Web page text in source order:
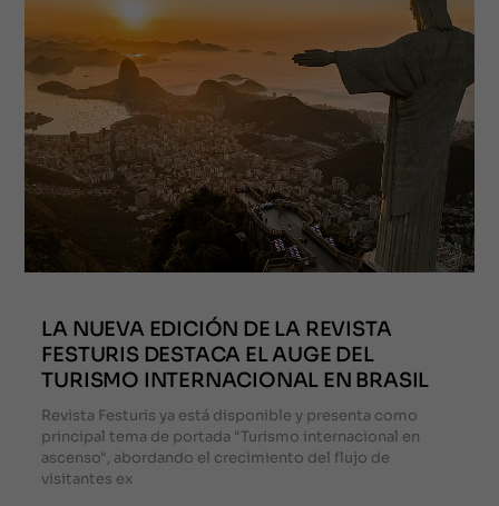
LA NUEVA EDICIÓN DE LA REVISTA
FESTURIS DESTACA EL AUGE DEL
TURISMO INTERNACIONAL EN BRASIL
Revista Festuris ya está disponible y presenta como
principal tema de portada "Turismo internacional en
ascenso", abordando el crecimiento del flujo de
visitantes ex